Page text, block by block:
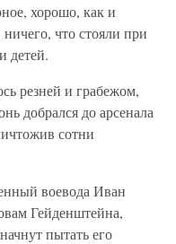
хорошо, как и
что стояли при
детей.
резней и грабежом,
добрался до арсенала
сотни
воевода Иван
Гейденштейна,
пытать его